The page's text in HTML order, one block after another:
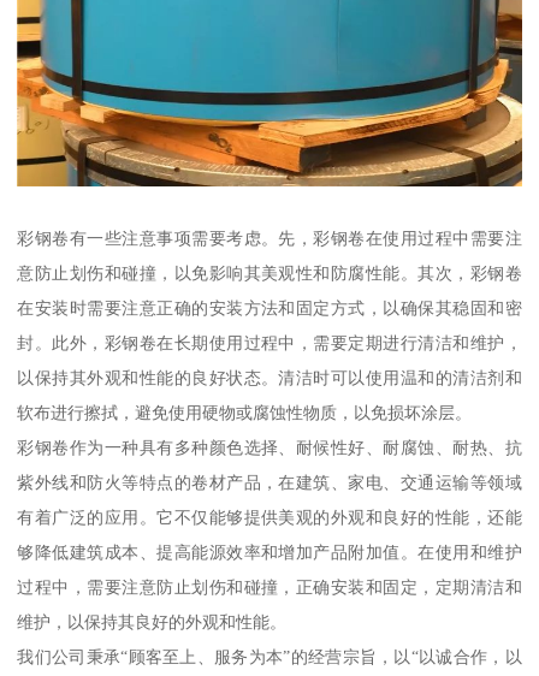
彩钢卷有一些注意事项需要考虑。先，彩钢卷在使用过程中需要注
意防止划伤和碰撞，以免影响其美观性和防腐性能。其次，彩钢卷
在安装时需要注意正确的安装方法和固定方式，以确保其稳固和密
封。此外，彩钢卷在长期使用过程中，需要定期进行清洁和维护，
以保持其外观和性能的良好状态。清洁时可以使用温和的清洁剂和
软布进行擦拭，避免使用硬物或腐蚀性物质，以免损坏涂层。
彩钢卷作为一种具有多种颜色选择、耐候性好、耐腐蚀、耐热、抗
紫外线和防火等特点的卷材产品，在建筑、家电、交通运输等领域
有着广泛的应用。它不仅能够提供美观的外观和良好的性能，还能
够降低建筑成本、提高能源效率和增加产品附加值。在使用和维护
过程中，需要注意防止划伤和碰撞，正确安装和固定，定期清洁和
维护，以保持其良好的外观和性能。
我们公司秉承“顾客至上、服务为本”的经营宗旨，以“以诚合作，以